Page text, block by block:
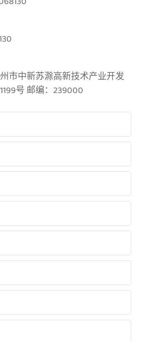
市中新苏滁高新技术产业开发
号 邮编：239000